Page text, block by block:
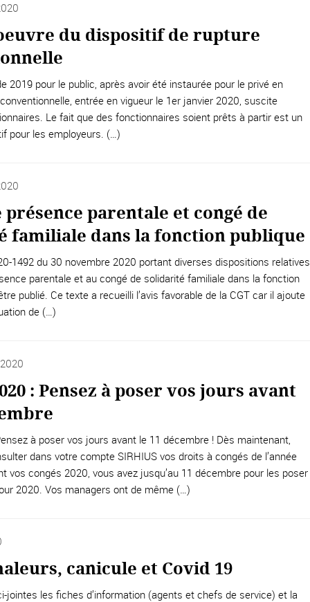
du dispositif de rupture
2019 pour le public, après avoir été instaurée pour le privé en
entrée en vigueur le 1er janvier 2020, suscite
Le fait que des fonctionnaires soient prêts à partir est un
pour les employeurs. (…)
présence parentale et congé de
familiale dans la fonction publique
1492 du 30 novembre 2020 portant diverses dispositions relatives
parentale et au congé de solidarité familiale dans la fonction
publié. Ce texte a recueilli l’avis favorable de la CGT car il ajoute
de (…)
: Pensez à poser vos jours avant
à poser vos jours avant le 11 décembre ! Dès maintenant,
dans votre compte SIRHIUS vos droits à congés de l’année
vos congés 2020, vous avez jusqu’au 11 décembre pour les poser
2020. Vos managers ont de même (…)
canicule et Covid 19
jointes les fiches d’information (agents et chefs de service) et la